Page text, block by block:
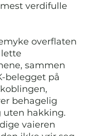
verdifulle
overflaten
sammen
belegget på
behagelig
uten hakking.
vaieren